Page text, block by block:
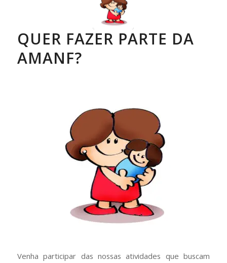
QUER FAZER PARTE DA
AMANF?
Venha participar das nossas atividades que buscam